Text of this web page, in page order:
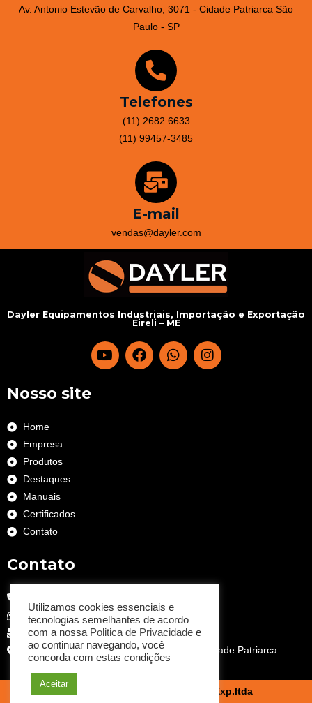
Av. Antonio Estevão de Carvalho, 3071 - Cidade Patriarca São
Paulo - SP
Telefones
(11) 2682 6633
(11) 99457-3485
E-mail
vendas@dayler.com
Dayler Equipamentos Industriais, Importação e Exportação
Eireli – ME
Nosso site
Home
Empresa
Produtos
Destaques
Manuais
Certificados
Contato
Contato
(11) 99457-3485
vendas@dayler.com
Av. Antonio Estevão de Carvalho, 3071 - Cidade Patriarca
Dayler Equipamentos ind. Imp.e Exp.ltda
Utilizamos cookies essenciais e
tecnologias semelhantes de acordo
com a nossa Politica de Privacidade e
ao continuar navegando, você
concorda com estas condições
Aceitar